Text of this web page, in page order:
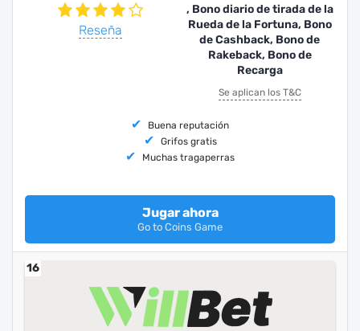
Reseña
, Bono diario de tirada de la
Rueda de la Fortuna, Bono
de Cashback, Bono de
Rakeback, Bono de
Recarga
Se aplican los T&C
Buena reputación
Grifos gratis
Muchas tragaperras
Jugar ahora
Go to Coins Game
16